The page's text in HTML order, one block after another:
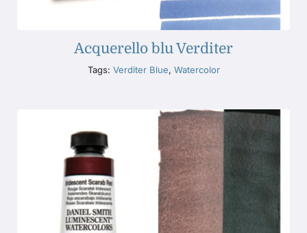
Acquerello blu Verditer
Tags: Verditer Blue, Watercolor